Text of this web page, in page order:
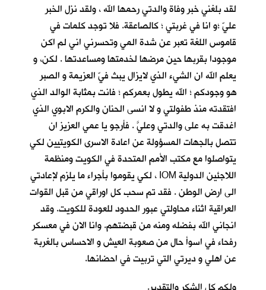
لقد بلغني خبر وفاة والدتي رحمها الله ، ولقد نزل الخبر
عليّ ؛و انا في غربتي ؛ كالصاعقة. فلا توجد كلمات في
قاموس اللغة تعبر عن شدة المي وتحسرني اني لم اكن
موجودا بقربها حين مرضها لخدمتها ومساعدتها . لكن، و
يعلم الله ان الشيء الذي لايزال يبث فيّ العزيمة و الصبر
هو وجودكم ؛ الله يطول بعمركم ؛ فانت بمثابة الوالد الذي
افتقدته منذ طفولتي و لا انسى الحنان والكرم الابوي الذي
اغدقت به على والدتي وعليَّ . فأرجو يا عمي العزيز ان
تتصل بالجهات المسؤولة عن اعادة الاسرى الكويتيين لكي
يتواصلوا مع مكتب الأمم المتحدة في الكويت ومنظمة
اللاجئين الدولية IOM ، لكي يقوموا بأجراء ما يلزم لإعادتي
الى ارض الوطن . فقد تم سحب كل اوراقي من قبل القوات
العراقية اثناء محاولتي عبور الحدود للعودة للكويت. وقد
انجاني الله بفضله ومنه من قبضتهم. وانا الان في معسكر
رفحاء في اسوأ حال من صعوبة العيش و الاحساس بالغربة
عن اهلي و ديرتي التي تربيت في احضانها.